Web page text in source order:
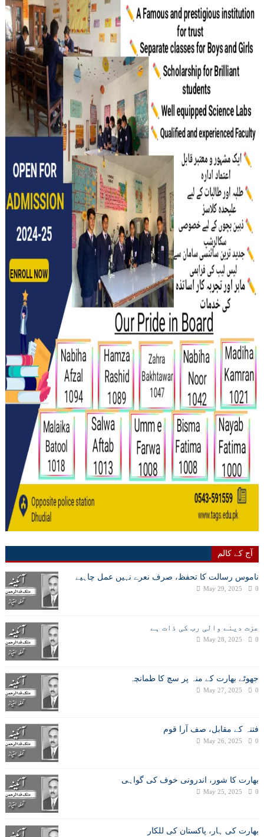
آج کے کالم
ناموس رسالت کا تحفظ، صرف نعرے نہیں عمل چاہیے
May 29, 2025 0
عزت دینے والی رب کی ذات ہے
May 28, 2025 0
جھوٹے بھارت کے منہ پر سچ کا طمانچہ
May 27, 2025 0
فتنہ کے مقابل، صف آرا قوم
May 26, 2025 0
بھارت کا شور، اندرونی خوف کی گواہی
May 25, 2025 0
بھارت کی ہار، پاکستان کی للکار